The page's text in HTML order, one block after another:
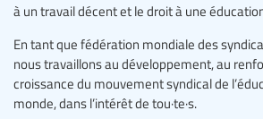
à un travail décent et le droit à une
En tant que fédération mondiale des
nous travaillons au développement, au
croissance du mouvement syndical de
monde, dans l’intérêt de tou·te·s.